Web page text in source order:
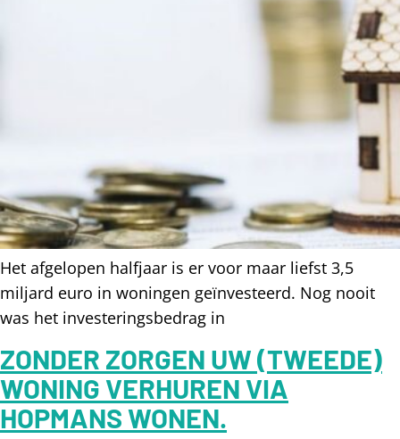
Het afgelopen halfjaar is er voor maar liefst 3,5
miljard euro in woningen geïnvesteerd. Nog nooit
was het investeringsbedrag in
ZONDER ZORGEN UW (TWEEDE)
WONING VERHUREN VIA
HOPMANS WONEN.